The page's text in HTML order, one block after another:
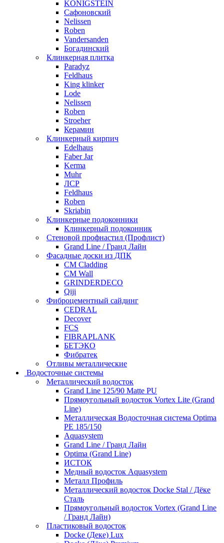
KÖNIGSTEIN
Сафоновский
Nelissen
Roben
Vandersanden
Богадинский
Клинкерная плитка
Paradyz
Feldhaus
King klinker
Lode
Nelissen
Roben
Stroeher
Керамин
Клинкерный кирпич
Edelhaus
Faber Jar
Kerma
Muhr
ЛСР
Feldhaus
Roben
Skriabin
Клинкерные подоконники
Клинкерный подоконник
Стеновой профнастил (Профлист)
Grand Line / Гранд Лайн
Фасадные доски из ДПК
CM Cladding
CM Wall
GRINDERDECO
Qiji
Фиброцементный сайдинг
CEDRAL
Decover
FCS
FIBRAPLANK
БЕТЭКО
Фибратек
Отливы металлические
Водосточные системы
Металлический водосток
Grand Line 125/90 Matte PU
Прямоугольный водосток Vortex Lite (Grand
Line)
Металлическая Водосточная система Optima
PE 185/150
Aquasystem
Grand Line / Гранд Лайн
Optima (Grand Line)
ИСТОК
Медный водосток Aquasystem
Металл Профиль
Металлический водосток Docke Stal / Дёке
Сталь
Прямоугольный водосток Vortex (Grand Line
/ Гранд Лайн)
Пластиковый водосток
Docke (Деке) Lux